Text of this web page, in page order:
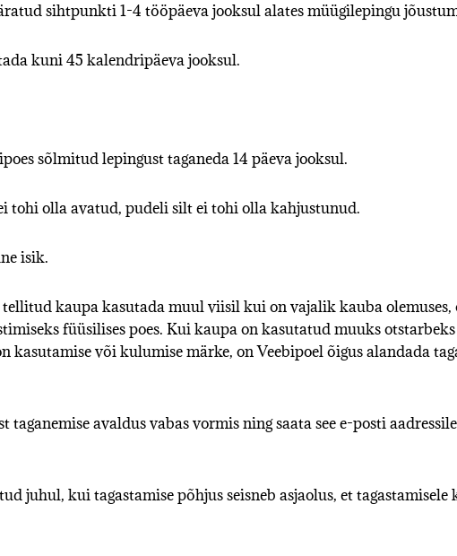
sihtpunkti 1-4 tööpäeva jooksul alates müügilepingu
kuni 45 kalendripäeva jooksul.
sõlmitud lepingust taganeda 14 päeva jooksul.
tohi olla avatud, pudeli silt ei tohi olla kahjustunud.
isik.
kaupa kasutada muul viisil kui on vajalik kauba olemuses,
füüsilises poes. Kui kaupa on kasutatud muuks
kasutamise või kulumise märke, on Veebipoel õigus alandada
avaldus vabas vormis ning saata see e-posti aadressile
juhul, kui tagastamise põhjus seisneb asjaolus, et